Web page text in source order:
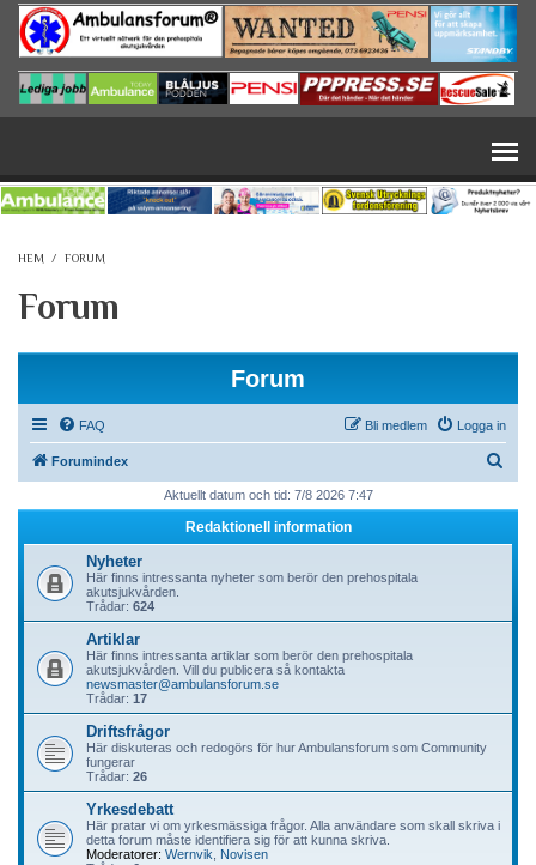
Hoppa till huvudinnehåll
HEM / FORUM
Forum